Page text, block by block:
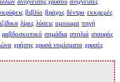
ανιχνευτής χρυσού ανιχνευτες
βιβλίο βράχος δέντρο εκκρεμές
λίρες λύσεις ομοιωμα πηγή
ραβδοσκοπικό σημάδια σπηλιά σταυρός
χρήσης χρυσά νομίσματα χρυσές